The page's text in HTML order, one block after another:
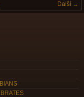
Další →